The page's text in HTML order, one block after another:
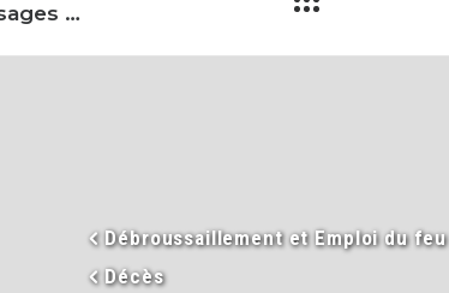
Nouvel arrêté préfectoral limitant les usages d’eau en Ardèche n° 07-2022-08-02-00009 du 02 août 2022
Débroussaillement et Emploi du feu
Décès